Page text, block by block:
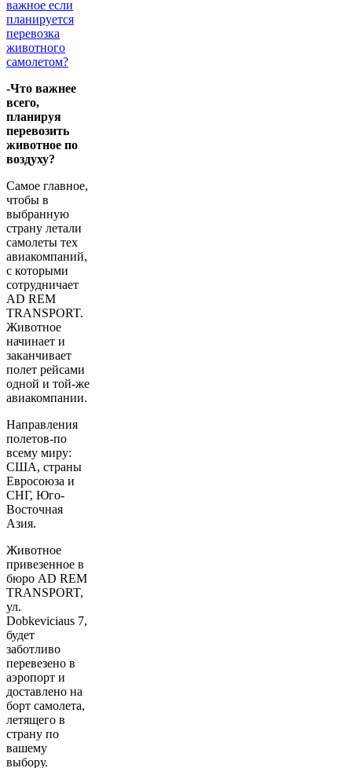
-Что важнее
всего,
планируя
перевозить
животное по
воздуху?
Самое главное,
чтобы в
выбранную
страну летали
самолеты тех
авиакомпаний,
с которыми
сотрудничает
AD REM
TRANSPORT.
Животное
начинает и
заканчивает
полет рейсами
одной и той-же
авиакомпании.
Направления
полетов-по
всему миру:
США, страны
Евросоюза и
СНГ, Юго-
Восточная
Азия.
Животное
привезенное в
бюро AD REM
TRANSPORT,
ул.
Dobkeviciaus 7,
будет
заботливо
перевезено в
аэропорт и
доставлено на
борт самолета,
летящего в
страну по
вашему
выбору.